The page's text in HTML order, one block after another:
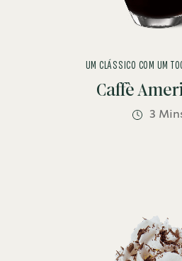
Caffè
UM CLÁSSICO COM UM
3